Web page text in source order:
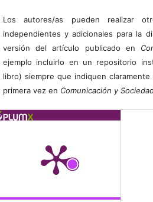
Los autores/as pueden realizar
independientes y adicionales para la
versión del artículo publicado en
ejemplo incluirlo en un repositorio
libro) siempre que indiquen
primera vez en Comunicación y